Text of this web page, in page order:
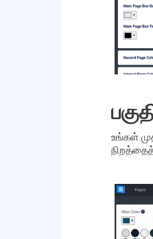
உங்கள்